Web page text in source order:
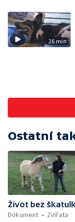
26 min
Ostatní
Život bez
Dokument
Zvířata